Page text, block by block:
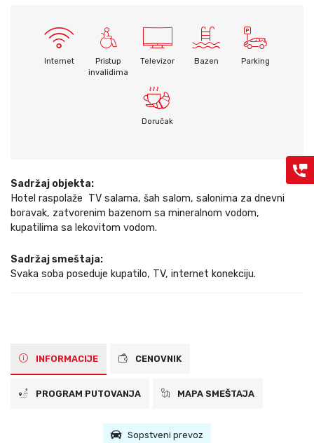
Internet
Pristup
invalidima
Televizor Bazen Parking
Doručak
Sadržaj objekta:
Hotel raspolaže TV salama, šah salom, salonima za dnevni
boravak, zatvorenim bazenom sa mineralnom vodom,
kupatilima sa lekovitom vodom.
Sadržaj smeštaja:
Svaka soba poseduje kupatilo, TV, internet konekciju.
INFORMACIJE CENOVNIK
PROGRAM PUTOVANJA MAPA SMEŠTAJA
Sopstveni prevoz